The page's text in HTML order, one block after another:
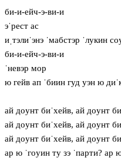
би-и-ейч-э-ви-и
эˈрест ас
иˌтэлиˈэнэ ˈмабстэр ˈлукин
би-и-ейч-э-ви-и
ˈневэр мор
ю гейв ап ˈбиин гуд уэн ю
ай дoунт биˈхейв, ай дoунт
ай дoунт биˈхейв, ай дoунт
ай дoунт биˈхейв, ай дoунт
ар ю ˈгoуин ту зэ ˈпарти? ар